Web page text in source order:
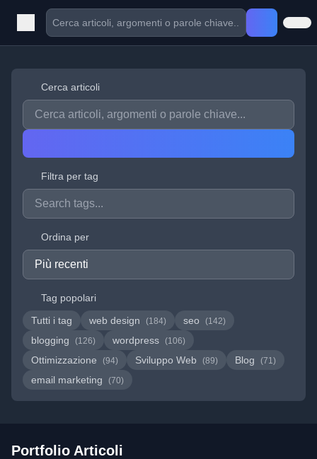
Cerca articoli
Filtra per tag
Ordina per
Tag popolari
Tutti i tag
web design (184) seo (142)
blogging (126) wordpress (106)
Ottimizzazione (94) Sviluppo Web (89) Blog (71)
email marketing (70)
Portfolio Articoli